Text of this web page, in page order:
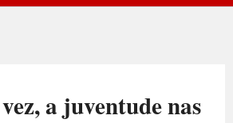
a juventude nas